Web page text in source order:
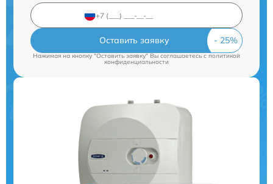
Оставить заявку
Нажимая на кнопку "Оставить заявку" Вы соглашаетесь cполитикой
конфиденциальности